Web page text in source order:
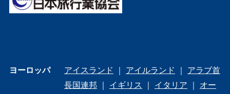
ヨーロッパ アイスランド ｜ アイルランド ｜ アラブ首
長国連邦 ｜ イギリス ｜ イタリア ｜ オー